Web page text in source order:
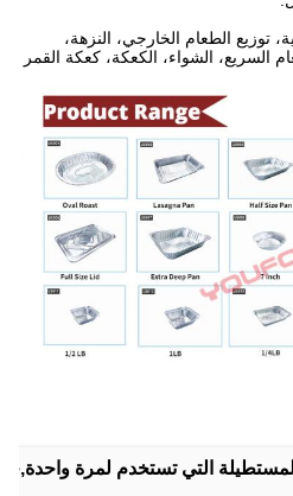
توزيع الطعام الخارجي، النزهة،
السريع، الشواء، الكعكة، كعكة القمر
التي تستخدم لمرة